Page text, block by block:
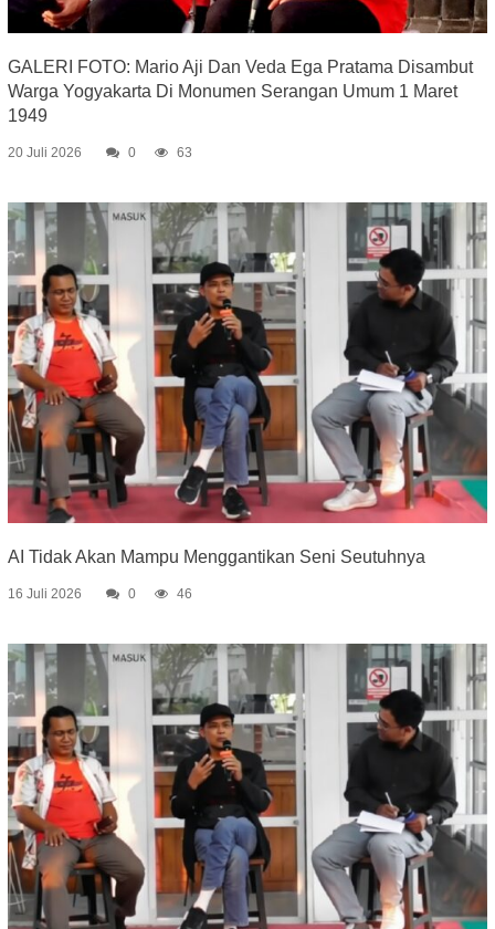
GALERI FOTO: Mario Aji Dan Veda Ega Pratama Disambut
Warga Yogyakarta Di Monumen Serangan Umum 1 Maret
1949
20 Juli 2026 0 63
AI Tidak Akan Mampu Menggantikan Seni Seutuhnya
16 Juli 2026 0 46